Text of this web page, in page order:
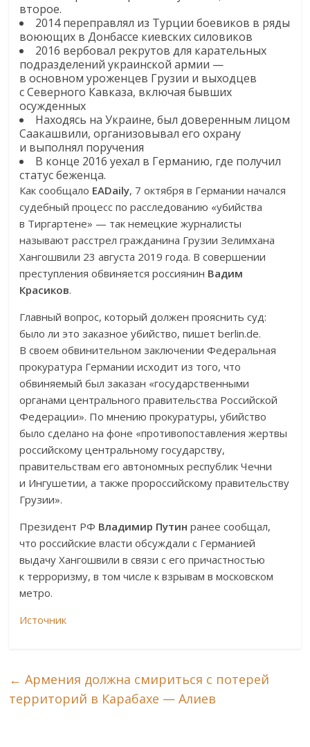
второе.
2014 переправлял из Турции боевиков в ряды
воюющих в Донбассе киевских силовиков
2016 вербовал рекрутов для карательных
подразделений украинской армии —
в основном уроженцев Грузии и выходцев
с Северного Кавказа, включая бывших
осужденных
Находясь на Украине, был доверенным лицом
Саакашвили, организовывал его охрану
и выполнял поручения
В конце 2016 уехал в Германию, где получил
статус беженца.
Как сообщало EADaily, 7 октября в Германии начался
судебный процесс по расследованию «убийства
в Тиргартене» — так немецкие журналисты
называют расстрел гражданина Грузии Зелимхана
Хангошвили 23 августа 2019 года. В совершении
преступления обвиняется россиянин Вадим
Красиков.
Главный вопрос, который должен прояснить суд:
было ли это заказное убийство, пишет berlin.de.
В своем обвинительном заключении Федеральная
прокуратура Германии исходит из того, что
обвиняемый был заказан «государственными
органами центрального правительства Российской
Федерации». По мнению прокуратуры, убийство
было сделано на фоне «противопоставления жертвы
российскому центральному государству,
правительствам его автономных республик Чечни
и Ингушетии, а также пророссийскому правительству
Грузии».
Президент РФ Владимир Путин ранее сообщал,
что российские власти обсуждали с Германией
выдачу Хангошвили в связи с его причастностью
к терроризму, в том числе к взрывам в московском
метро.
Источник
← Армения должна смириться с потерей
территорий в Карабахе — Алиев